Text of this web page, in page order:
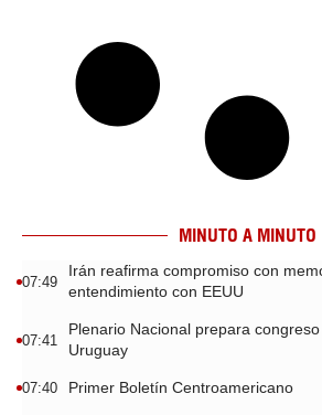
MINUTO A MINUTO
07:49
Irán reafirma compromiso con
entendimiento con EEUU
07:41
Plenario Nacional prepara
Uruguay
07:40 Primer Boletín Centroamericano